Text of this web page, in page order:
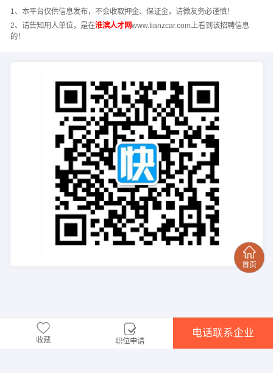
1、本平台仅供信息发布，不会收取押金、保证金，请微友务必谨慎！
2、请告知用人单位，是在淮滨人才网www.tianzcar.com上看到该招聘信息
的！
收藏 职位申请
电话联系企业